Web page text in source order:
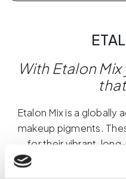
quantity
WithEtalon
Etalon Mix is a globally
makeup pigments.
for their vibrant,
application.